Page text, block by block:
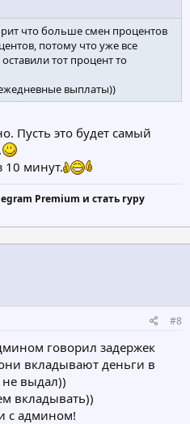
что больше смен процентов
потому что уже все
тот процент то
выплаты))
Пусть это будет самый
10 минут.
Premium и стать гуру
#8
говорил задержек
вкладывают деньги в
не выдал))
вкладывать))
с админом!